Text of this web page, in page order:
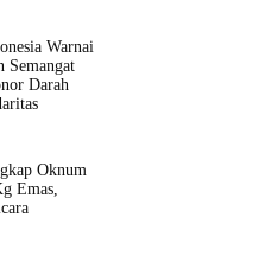
Warnai
Semangat
Darah
Oknum
Emas,